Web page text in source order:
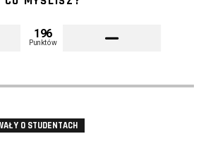
196
Punktów
O STUDENTACH